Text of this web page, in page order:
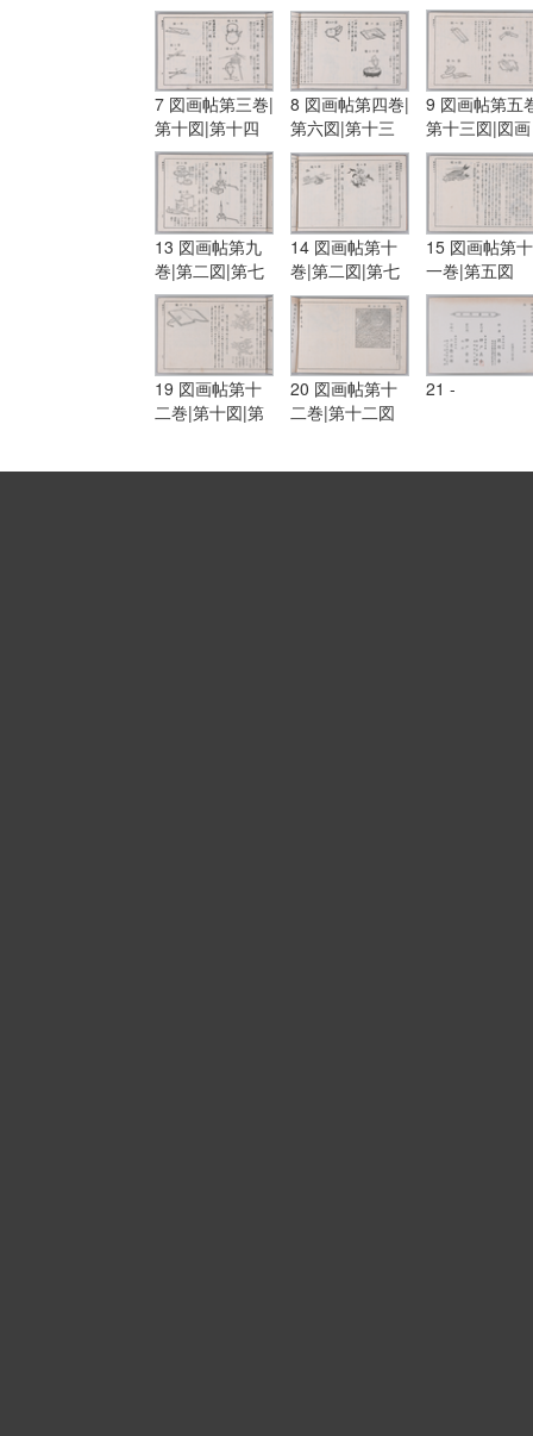
図
7 図画帖第三巻|
第十図|第十四
図|図画帖第四
巻|第一図|第三
8 図画帖第四巻|
第六図|第十三
図|第十五図
9 図画帖第五
第十三図|図画
帖第六巻|第一
図|第五図
13 図画帖第九
巻|第二図|第七
図|第八図
14 図画帖第十
巻|第二図|第七
図
15 図画帖第十
一巻|第五図
19 図画帖第十
二巻|第十図|第
20 図画帖第十
二巻|第十二図
21 -